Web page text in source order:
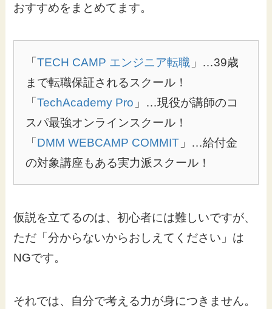
おすすめをまとめてます。
「TECH CAMP エンジニア転職 」…39歳
まで転職保証されるスクール！
「TechAcademy Pro 」…現役が講師のコ
スパ最強オンラインスクール！
「 DMM WEBCAMP COMMIT 」…給付金
の対象講座もある実力派スクール！
仮説を立てるのは、初心者には難しいですが、
ただ「分からないからおしえてください」は
NGです。
それでは、自分で考える力が身につきません。